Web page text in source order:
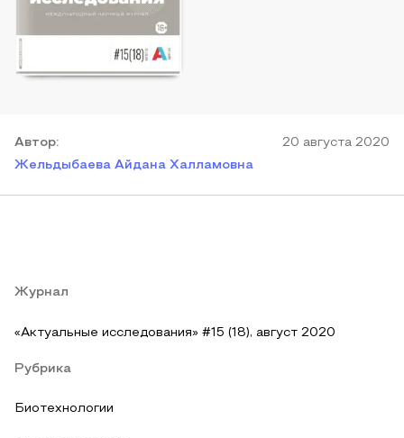
Автор:
Жельдыбаева Айдана Халламовна
20 августа 2020
Журнал
«Актуальные исследования» #15 (18), август 2020
Рубрика
Биотехнологии